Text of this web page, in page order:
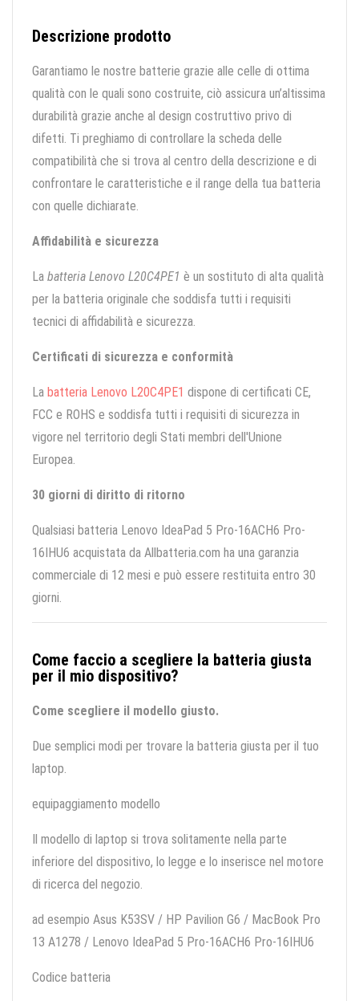
Descrizione prodotto
Garantiamo le nostre batterie grazie alle celle di ottima
qualità con le quali sono costruite, ciò assicura un’altissima
durabilità grazie anche al design costruttivo privo di
difetti. Ti preghiamo di controllare la scheda delle
compatibilità che si trova al centro della descrizione e di
confrontare le caratteristiche e il range della tua batteria
con quelle dichiarate.
Affidabilità e sicurezza
La batteria Lenovo L20C4PE1 è un sostituto di alta qualità
per la batteria originale che soddisfa tutti i requisiti
tecnici di affidabilità e sicurezza.
Certificati di sicurezza e conformità
La batteria Lenovo L20C4PE1 dispone di certificati CE,
FCC e ROHS e soddisfa tutti i requisiti di sicurezza in
vigore nel territorio degli Stati membri dell'Unione
Europea.
30 giorni di diritto di ritorno
Qualsiasi batteria Lenovo IdeaPad 5 Pro-16ACH6 Pro-
16IHU6 acquistata da Allbatteria.com ha una garanzia
commerciale di 12 mesi e può essere restituita entro 30
giorni.
Come faccio a scegliere la batteria giusta
per il mio dispositivo?
Come scegliere il modello giusto.
Due semplici modi per trovare la batteria giusta per il tuo
laptop.
equipaggiamento modello
Il modello di laptop si trova solitamente nella parte
inferiore del dispositivo, lo legge e lo inserisce nel motore
di ricerca del negozio.
ad esempio Asus K53SV / HP Pavilion G6 / MacBook Pro
13 A1278 / Lenovo IdeaPad 5 Pro-16ACH6 Pro-16IHU6
Codice batteria